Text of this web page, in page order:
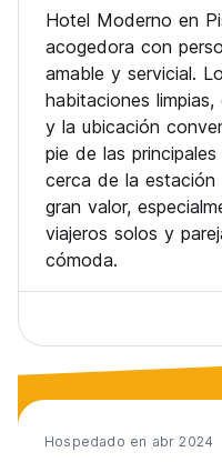
Hotel Moderno en
acogedora con
amable y servicial.
habitaciones
y la ubicación
pie de las
cerca de la
gran valor,
viajeros solos y
cómoda.
Hospedado en abr 2024